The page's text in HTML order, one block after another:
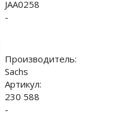
JAA0258
-
Производитель:
Sachs
Артикул:
230 588
-